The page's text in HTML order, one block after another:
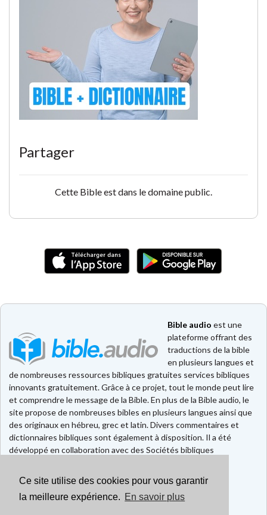
Ce site utilise des cookies pour vous garantir
la meilleure expérience. En savoir plus
Partager
Cette Bible est dans le domaine public.
Bible audio est une
plateforme offrant des
traductions de la bible
en plusieurs langues et
de nombreuses ressources bibliques gratuites services bibliques
innovants gratuitement. Grâce à ce projet, tout le monde peut lire
et comprendre le message de la Bible. En plus de la Bible audio, le
site propose de nombreuses bibles en plusieurs langues ainsi que
des originaux en hébreu, grec et latin. Divers commentaires et
dictionnaires bibliques sont également à disposition. Il a été
développé en collaboration avec des Sociétés bibliques
Faire un don
Contact